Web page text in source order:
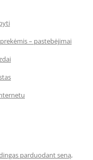
– pastebėjimai
parduodant seną,